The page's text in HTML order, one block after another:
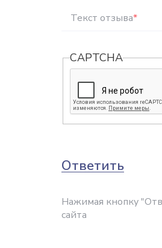
Текст отзыва*
CAPTCHA
Ответить
Нажимая кнопку
сайта